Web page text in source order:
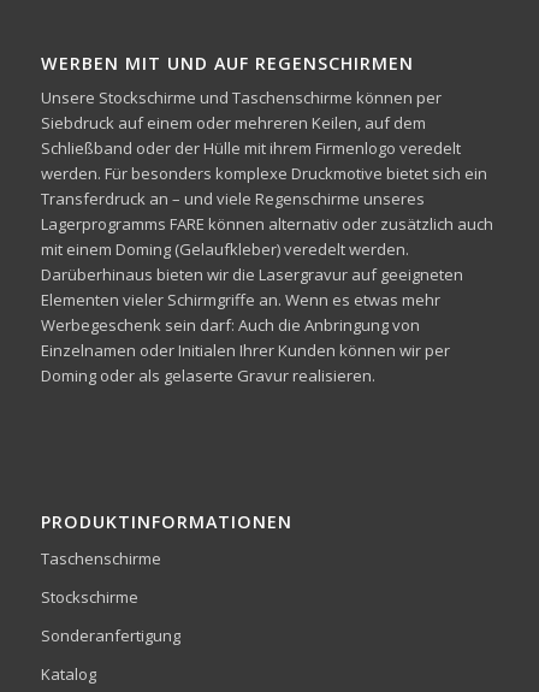
WERBEN MIT UND AUF REGENSCHIRMEN
Unsere Stockschirme und Taschenschirme können per
Siebdruck auf einem oder mehreren Keilen, auf dem
Schließband oder der Hülle mit ihrem Firmenlogo veredelt
werden. Für besonders komplexe Druckmotive bietet sich ein
Transferdruck an – und viele Regenschirme unseres
Lagerprogramms FARE können alternativ oder zusätzlich auch
mit einem Doming (Gelaufkleber) veredelt werden.
Darüberhinaus bieten wir die Lasergravur auf geeigneten
Elementen vieler Schirmgriffe an. Wenn es etwas mehr
Werbegeschenk sein darf: Auch die Anbringung von
Einzelnamen oder Initialen Ihrer Kunden können wir per
Doming oder als gelaserte Gravur realisieren.
PRODUKTINFORMATIONEN
Taschenschirme
Stockschirme
Sonderanfertigung
Katalog